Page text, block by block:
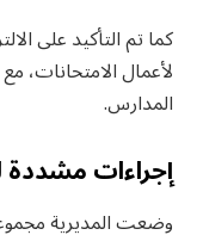
كما تم التأكيد على
لأعمال الامتحانات،
المدارس.
إجراءات
وضعت المديرية